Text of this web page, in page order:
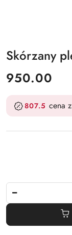
Skórzany
cena:
950.00
807.5 cena